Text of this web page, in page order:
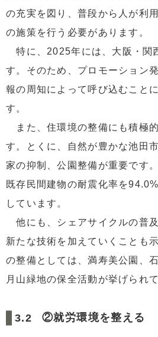
の充実を図り、普段から人が利
の施策を行う必要があります。
特に、2025年には、大阪・関
す。そのため、プロモーション
報の周知によって呼び込むこと
す。
また、住環境の整備にも積極
す。とくに、自然が豊かな池田
家の抑制、公園整備が重要です
既存民間建物の耐震化率を
しています。
他にも、シェアサイクルの普
新たな技術を加えていくことも
の整備としては、満寿美公園、
月山緑地の保全活動が挙げられ
②就労環境を整える